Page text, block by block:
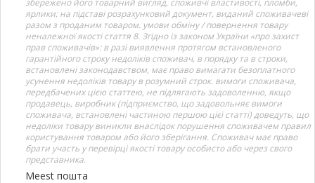
ярлики; на підставі розрахунковий документ, виданий споживачеві
разом з проданим товаром. умови обміну / повернення товару
неналежної якості стаття 8. Згідно із законом України «про захист
прав споживачів»: в разі виявлення протягом встановленого
гарантійного строку недоліків споживач, в порядку та в строки,
встановлені законодавством, має право вимагати безоплатного
усунення недоліків товару в розумний строк. вимоги споживача,
передбачених цією статтею, не підлягають задоволенню, якщо
продавець, виробник (підприємство, що задовольняє вимоги
споживача, встановлені частиною першою цієї статті) доведуть, що
недоліки товару виникли внаслідок порушення споживачем правил
користування товаром або його зберігання. Споживач має право
брати участь у перевірці якості товару особисто або через свого
представника.
Meest пошта